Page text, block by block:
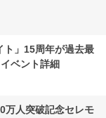
ト」15周年が過去最
ベント詳細
万人突破記念セレモ